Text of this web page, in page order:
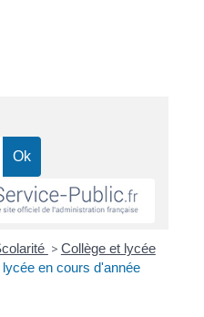
> Collège et lycée
en cours d'année